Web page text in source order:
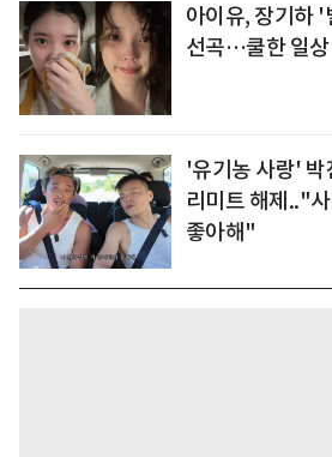
아이유, 장기하
선곡…쿨한 일상
'유기농 사랑' 박
리미트 해제.."
좋아해"